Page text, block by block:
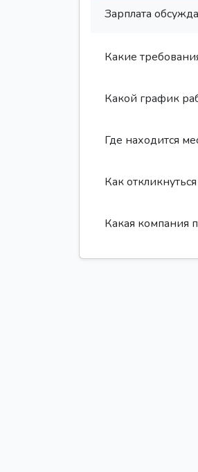
Зарплата
Какие
Какой график
Где находится
Как
Какая компания